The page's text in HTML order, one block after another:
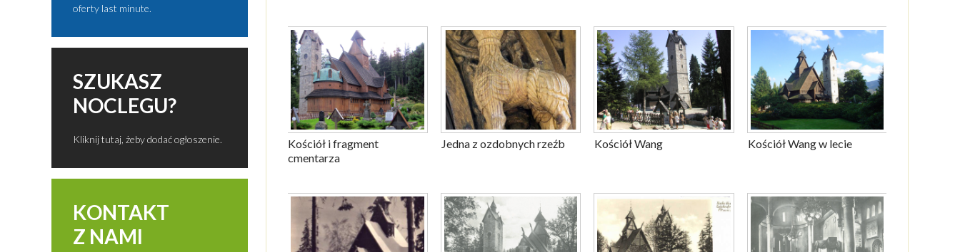
Kościół i fragment
cmentarza
Jedna z ozdobnych rzeźb Kościół Wang Kościół Wang w lecie
oferty last minute.
SZUKASZ
NOCLEGU?
Kliknij tutaj, żeby dodać ogłoszenie.
KONTAKT
Z NAMI